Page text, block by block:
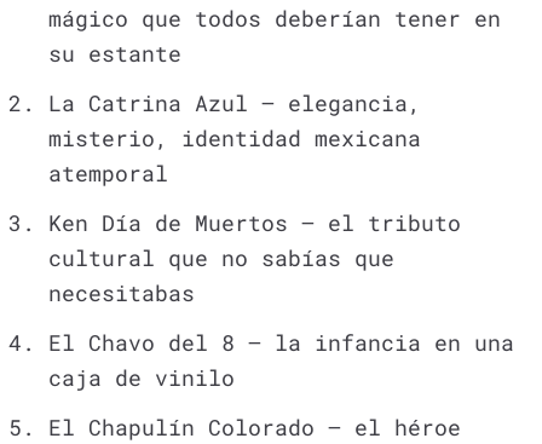
mágico que todos deberían tener en
su estante
La Catrina Azul – elegancia,
misterio, identidad mexicana
atemporal
Ken Día de Muertos – el tributo
cultural que no sabías que
necesitabas
El Chavo del 8 – la infancia en una
caja de vinilo
El Chapulín Colorado – el héroe